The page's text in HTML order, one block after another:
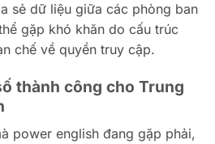
sẻ dữ liệu giữa các phòng ban
gặp khó khăn do cấu trúc
chế về quyền truy cập.
thành công cho Trung
power english đang gặp phải,